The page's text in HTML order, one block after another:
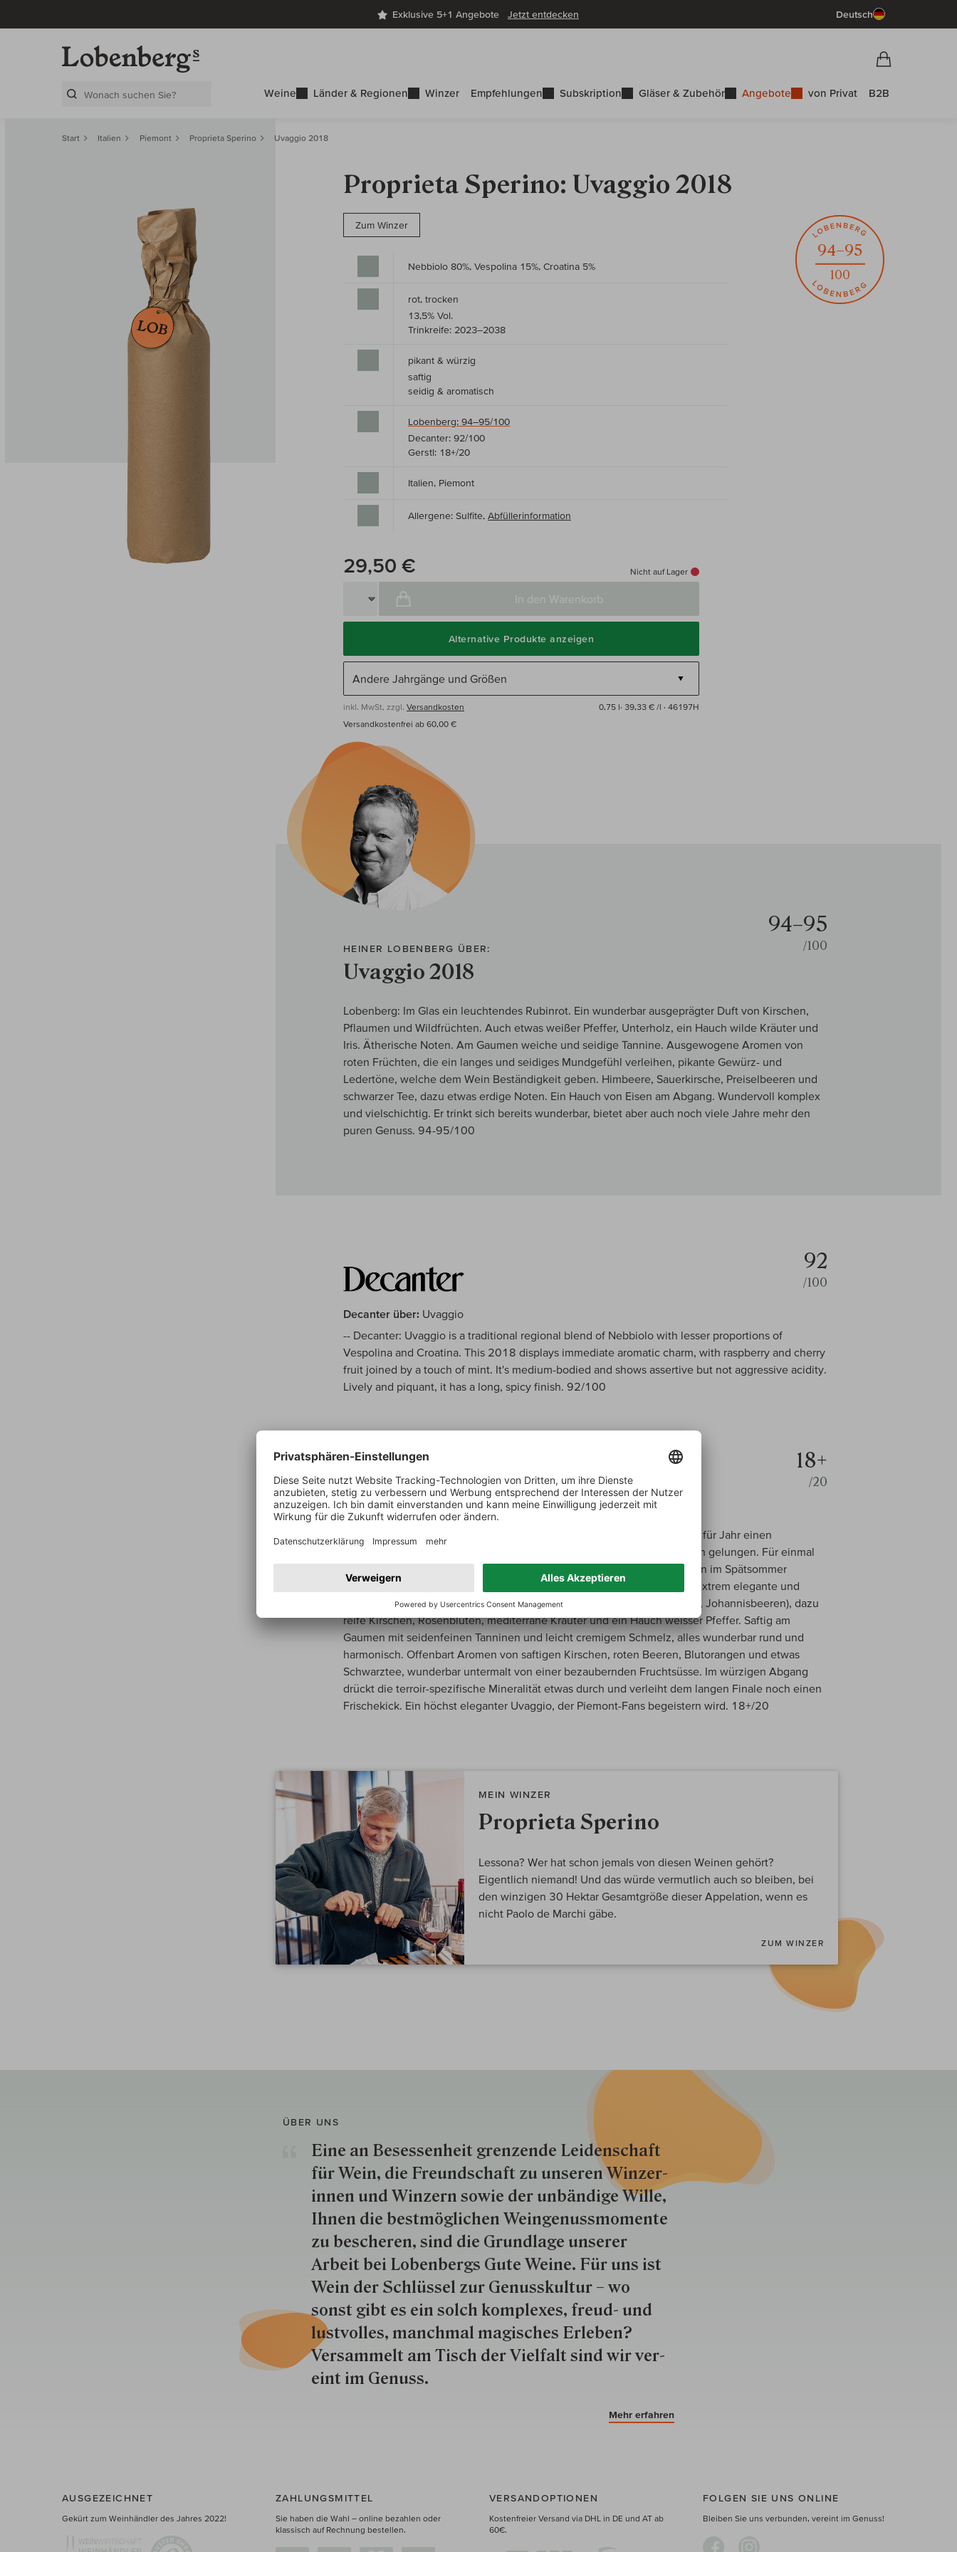
Exklusive 5+1 Angebote Jetzt entdecken Deutsch
Weine Länder & Regionen Winzer Empfehlungen Subskription Gläser & Zubehör Angebote von Privat B2B
Start Italien Piemont Proprieta Sperino Uvaggio 2018
Proprieta Sperino: Uvaggio 2018
Zum Winzer
94–95
100
Nebbiolo 80%, Vespolina 15%, Croatina 5%
rot, trocken
13,5% Vol.
Trinkreife: 2023–2038
pikant & würzig
saftig
seidig & aromatisch
Lobenberg: 94–95/100
Decanter: 92/100
Gerstl: 18+/20
Italien, Piemont
Allergene: Sulfite, Abfüllerinformation
29,50 € Nicht auf Lager
In den Warenkorb
Alternative Produkte anzeigen
inkl. MwSt, zzgl. Versandkosten 0,75 l· 39,33 € /l · 46197H
Versandkostenfrei ab 60,00 €
HEINER LOBENBERG ÜBER:
Uvaggio 2018
94–95
/100
Lobenberg: Im Glas ein leuchtendes Rubinrot. Ein wunderbar ausgeprägter Duft von Kirschen,
Pflaumen und Wildfrüchten. Auch etwas weißer Pfeffer, Unterholz, ein Hauch wilde Kräuter und
Iris. Ätherische Noten. Am Gaumen weiche und seidige Tannine. Ausgewogene Aromen von
roten Früchten, die ein langes und seidiges Mundgefühl verleihen, pikante Gewürz- und
Ledertöne, welche dem Wein Beständigkeit geben. Himbeere, Sauerkirsche, Preiselbeeren und
schwarzer Tee, dazu etwas erdige Noten. Ein Hauch von Eisen am Abgang. Wundervoll komplex
und vielschichtig. Er trinkt sich bereits wunderbar, bietet aber auch noch viele Jahre mehr den
puren Genuss. 94-95/100
92
/100
Decanter über: Uvaggio
-- Decanter: Uvaggio is a traditional regional blend of Nebbiolo with lesser proportions of
Vespolina and Croatina. This 2018 displays immediate aromatic charm, with raspberry and cherry
fruit joined by a touch of mint. It's medium-bodied and shows assertive but not aggressive acidity.
Lively and piquant, it has a long, spicy finish. 92/100
18+
/20
Gerstl über:Uvaggio
-- Gerstl: Mit bemerkenswerter Konstanz gelingt es Luca de Marchi, Jahr für Jahr einen
überzeugenden Uvaggio abzufüllen. Auch der 2018er ist ihm vorzüglich gelungen. Für einmal
gab es in Lessona keine Hagelstürme. Die optimalen Wetterbedingungen im Spätsommer
ermöglichten die Ernte gesunder und qualitativ hochwertiger Trauben. Extrem elegante und
äusserst verführerische Nase: rote Beeren (wilde Erdbeeren, Himbeeren, Johannisbeeren), dazu
reife Kirschen, Rosenblüten, mediterrane Kräuter und ein Hauch weisser Pfeffer. Saftig am
Gaumen mit seidenfeinen Tanninen und leicht cremigem Schmelz, alles wunderbar rund und
harmonisch. Offenbart Aromen von saftigen Kirschen, roten Beeren, Blutorangen und etwas
Schwarztee, wunderbar untermalt von einer bezaubernden Fruchtsüsse. Im würzigen Abgang
drückt die terroir-spezifische Mineralität etwas durch und verleiht dem langen Finale noch einen
Frischekick. Ein höchst eleganter Uvaggio, der Piemont-Fans begeistern wird. 18+/20
MEIN WINZER
Proprieta Sperino
Lessona? Wer hat schon jemals von diesen Weinen gehört?
Eigentlich niemand! Und das würde vermutlich auch so bleiben, bei
den winzigen 30 Hektar Gesamtgröße dieser Appelation, wenn es
nicht Paolo de Marchi gäbe.
ZUM WINZER
ÜBER UNS
Eine an Besessenheit gren­zende Lei­den­schaft
für Wein, die Freund­schaft zu unseren Win­zer­
innen und Win­zern so­wie der un­bän­dige Wille,
Ihnen die best­mög­lich­en Wein­genuss­momente
zu besche­ren, sind die Grund­lage unserer
Arbeit bei Lobenbergs Gute Weine. Für uns ist
Wein der Schlüs­sel zur Genuss­kultur – wo
sonst gibt es ein solch kom­plexes, freud- und
lustvolles, manchmal ma­gisch­es Er­le­ben?
Versammelt am Tisch der Vielfalt sind wir ver­
eint im Genuss.
Mehr erfahren
AUSGEZEICHNET
Gekürt zum Weinhändler des Jahres 2022!
ZAHLUNGSMITTEL
Sie haben die Wahl – online bezahlen oder
klassisch auf Rechnung bestellen.
VERSANDOPTIONEN
Kostenfreier Versand via DHL in DE und AT ab
60€.
FOLGEN SIE UNS ONLINE
Bleiben Sie uns verbunden, vereint im Genuss!